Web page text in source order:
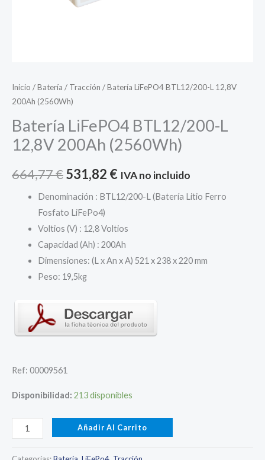
Inicio /Batería / Tracción / Batería LiFePO4 BTL12/200-L 12,8V
200Ah (2560Wh)
Batería LiFePO4 BTL12/200-L
12,8V 200Ah (2560Wh)
664,77€El
precio
original
era:
664,77 €.
531,82 €El
precio
es:
531,82 €.
IVA no incluido
Denominación : BTL12/200-L (Batería Litio Ferro
Fosfato LiFePo4)
Voltios (V) : 12,8 Voltios
Capacidad (Ah) : 200Ah
Dimensiones: (L x An x A) 521 x 238 x 220 mm
Peso: 19,5kg
Ref: 00009561
Disponibilidad: 213 disponibles
Batería
LiFePO4
BTL12/200-
Añadir Al Carrito